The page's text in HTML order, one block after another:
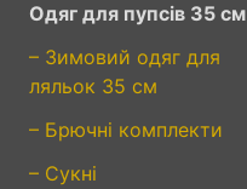
Одяг для пупсів 35 см
– Зимовий одяг для
ляльок 35 см
– Брючні комплекти
– Сукні